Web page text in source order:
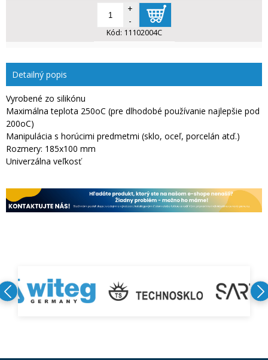
+
-
Kód: 11102004C
Detailný popis
Vyrobené zo silikónu
Maximálna teplota 250oC (pre dlhodobé používanie najlepšie pod
200oC)
Manipulácia s horúcimi predmetmi (sklo, oceľ, porcelán atď.)
Rozmery: 185x100 mm
Univerzálna veľkosť